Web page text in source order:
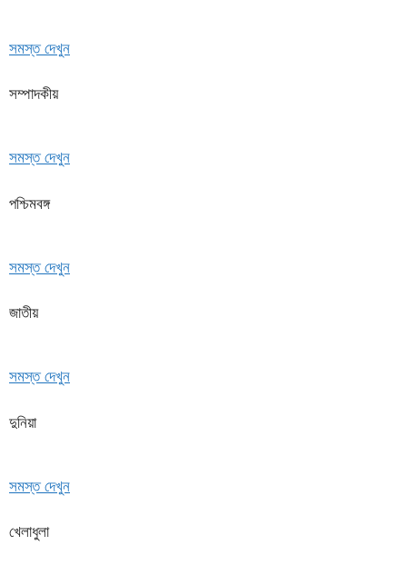
সমস্ত দেখুন
সম্পাদকীয়
সমস্ত দেখুন
পশ্চিমবঙ্গ
সমস্ত দেখুন
জাতীয়
সমস্ত দেখুন
দুনিয়া
সমস্ত দেখুন
খেলাধুলা